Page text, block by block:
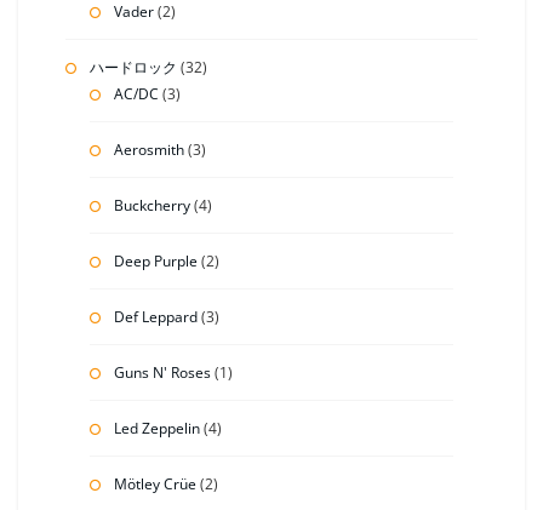
Vader(2)
ハードロック (32)
AC/DC (3)
Aerosmith(3)
Buckcherry(4)
Deep Purple(2)
Def Leppard(3)
Guns N' Roses(1)
Led Zeppelin(4)
Mötley Crüe(2)